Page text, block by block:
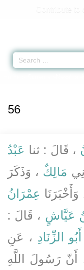
56
، قَالَ : ثنا عَبْدُ
مَالِكٌ ، وَذَكَرَ
وَأَخْبَرَنَا عِمْرَانُ
عَيَّاشٍ ، قَالَ :
أَبُو الزِّنَادِ ، عَنِ
أَنّ رَسُولَ اللَّهِ